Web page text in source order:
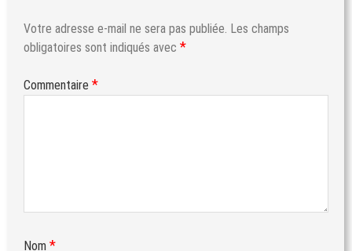
Votre adresse e-mail ne sera pas publiée. Les champs
obligatoires sont indiqués avec *
Commentaire *
Nom *